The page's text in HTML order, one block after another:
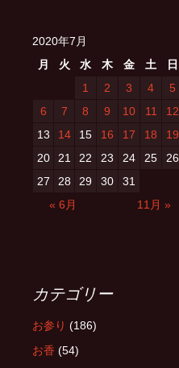
2020年7月
月
火 水 木 金 土
日
1
2 3 4
5
6
7 8 9 10 11
12
13
14 15 16 17 18
19
20
21 22 23 24 25
26
27
28 29 30
31
« 6月
11月 »
カテゴリー
お参り (186)
お香 (54)